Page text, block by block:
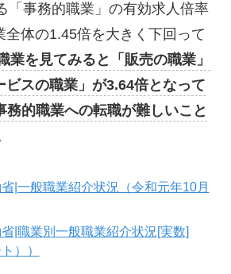
「事務的職業」の有効求人倍率
全体の1.45倍を大きく下回って
業を見てみると「販売の職業」
ビスの職業」が3.64倍となって
務的職業への転職が難しいこと
|一般職業紹介状況（令和元年10月
|職業別一般職業紹介状況[実数]
））